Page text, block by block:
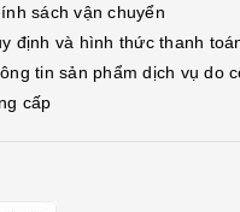
sách vận chuyển
định và hình thức thanh
tin sản phẩm dịch vụ do
cấp